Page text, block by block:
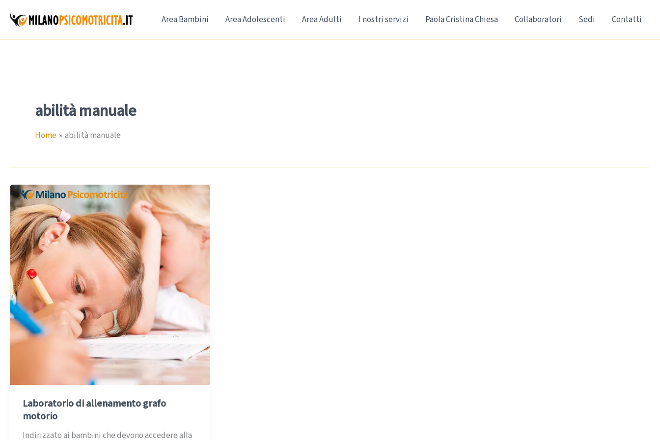
Area Bambini Area Adolescenti Area Adulti I nostri servizi Paola Cristina Chiesa Collaboratori Sedi Contatti
abilità manuale
Home abilità manuale
Laboratorio di allenamento grafo
motorio
Indirizzato ai bambini che devono accedere alla